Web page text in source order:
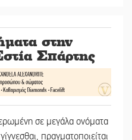
στην
Σπάρτης
σε μεγάλα ονόματα
πραγματοποιείται